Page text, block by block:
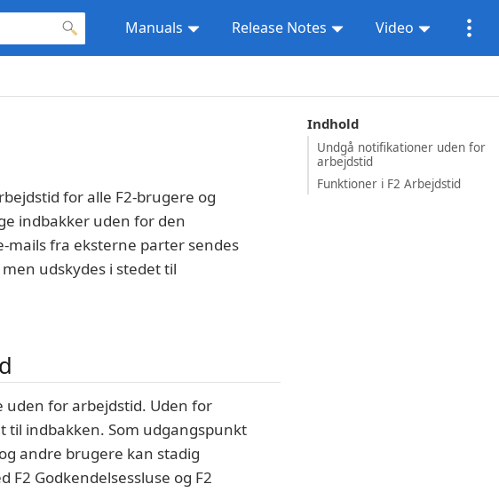
Manuals Release Notes Video
Indhold
Undgå notifikationer uden for
arbejdstid
Funktioner i F2 Arbejdstid
for alle F2-brugere og
indbakker uden for den
mails fra eksterne parter sendes
udskydes i stedet til
uden for arbejdstid. Uden for
til indbakken. Som udgangspunkt
andre brugere kan stadig
Godkendelsessluse og F2